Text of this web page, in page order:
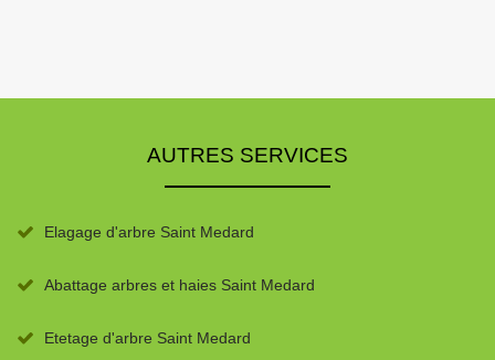
AUTRES SERVICES
Elagage d'arbre Saint Medard
Abattage arbres et haies Saint Medard
Etetage d'arbre Saint Medard